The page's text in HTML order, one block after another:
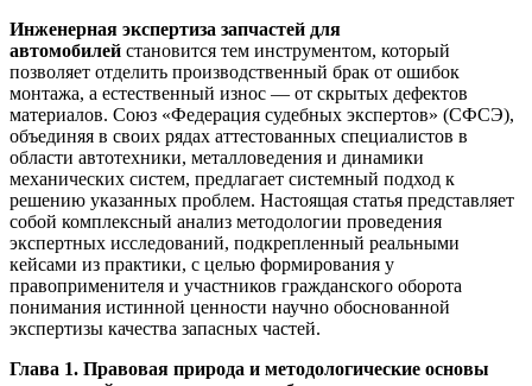
Инженерная экспертиза запчастей для
автомобилей становится тем инструментом, который
позволяет отделить производственный брак от ошибок
монтажа, а естественный износ — от скрытых дефектов
материалов. Союз «Федерация судебных экспертов» (СФСЭ),
объединяя в своих рядах аттестованных специалистов в
области автотехники, металловедения и динамики
механических систем, предлагает системный подход к
решению указанных проблем. Настоящая статья представляет
собой комплексный анализ методологии проведения
экспертных исследований, подкрепленный реальными
кейсами из практики, с целью формирования у
правоприменителя и участников гражданского оборота
понимания истинной ценности научно обоснованной
экспертизы качества запасных частей.
Глава 1. Правовая природа и методологические основы